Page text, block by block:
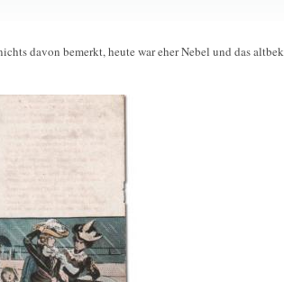
davon bemerkt, heute war eher Nebel und das